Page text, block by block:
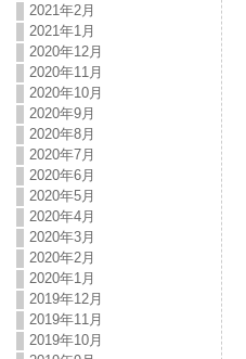
2021年2月
2021年1月
2020年12月
2020年11月
2020年10月
2020年9月
2020年8月
2020年7月
2020年6月
2020年5月
2020年4月
2020年3月
2020年2月
2020年1月
2019年12月
2019年11月
2019年10月